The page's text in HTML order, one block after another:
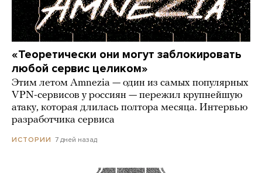
«Теоретически они могут заблокировать
любой сервис целиком»
Этим летом Amnezia — один из самых популярных
VPN-сервисов у россиян — пережил крупнейшую
атаку, которая длилась полтора месяца. Интервью
разработчика сервиса
ИСТОРИИ 7 дней назад